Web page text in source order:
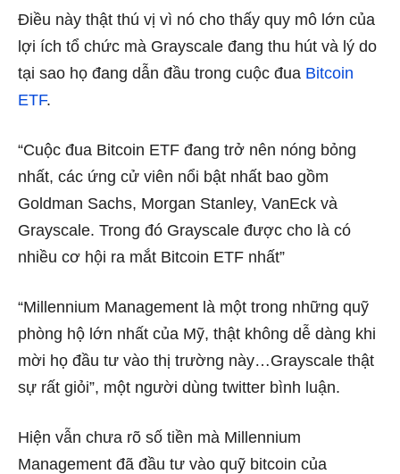
Điều này thật thú vị vì nó cho thấy quy mô lớn của
lợi ích tổ chức mà Grayscale đang thu hút và lý do
tại sao họ đang dẫn đầu trong cuộc đua Bitcoin
ETF.
“Cuộc đua Bitcoin ETF đang trở nên nóng bỏng
nhất, các ứng cử viên nổi bật nhất bao gồm
Goldman Sachs, Morgan Stanley, VanEck và
Grayscale. Trong đó Grayscale được cho là có
nhiều cơ hội ra mắt Bitcoin ETF nhất”
“Millennium Management là một trong những quỹ
phòng hộ lớn nhất của Mỹ, thật không dễ dàng khi
mời họ đầu tư vào thị trường này…Grayscale thật
sự rất giỏi”, một người dùng twitter bình luận.
Hiện vẫn chưa rõ số tiền mà Millennium
Management đã đầu tư vào quỹ bitcoin của